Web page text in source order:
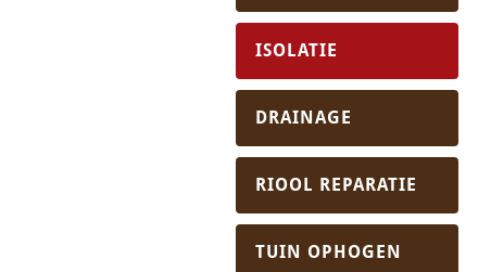
ISOLATIE
DRAINAGE
RIOOL REPARATIE
TUIN OPHOGEN